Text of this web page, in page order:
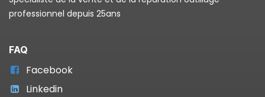
professionnel depuis 25ans
FAQ
Facebook
Linkedin